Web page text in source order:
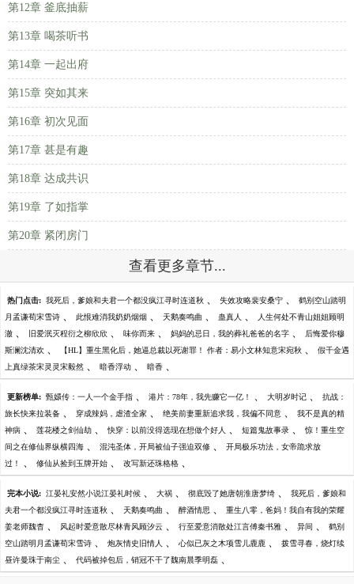
第12章 釜底抽薪
第13章 喝茶听书
第14章 一起出府
第15章 突如其来
第16章 初次见面
第17章 甚是有趣
第18章 达成共识
第19章 了如指掌
第20章 紧闭房门
查看更多章节...
热门点击: 我死后，爹娘和夫君一个都没疯江寻时连道秋 、 失效攻略裴安桑宁 、 鹤别空山踏明
月孟谦荀宋雪诗 、 此恨难消我奶奶烟烟 、 天鹅奏鸣曲 、 蛊真人 、 人生何处不青山姐姐顾明
澈 、 旧爱泯灭程衍之柳欣欣 、 味你而来 、 妈妈的忌日，我的葬礼爸爸的名字 、 后悔爱你穆
斯澜沈清欢 、 【HL】重生黑化后，她逼总裁以死谢罪！ 作者：易小文林知意宋宛秋 、 假千金遇
上真绿茶宋灵灵宋毅然 、 暗香浮动 、 暗香 、
更新榜单: 甄嬛传：一人一个金手指 、 港片：78年，我先赚它一亿！ 、 大明岁时记 、 抗战：
旅长快来拉装备 、 穿成辣妈，虐渣全家 、 绝美前妻重新追求我，我偏不同意 、 我不是真的精
神病 、 莲花楼之剑仙劫 、 快穿：以前没得选现在想做个好人 、 短篇鬼故事录 、 惊！重生空
间之在修仙界纵横四海 、 混沌圣体，开局被仙子强迫双修 、 开局极乐功法，女帝跪求放
过！ 、 修仙从捡到玉牌开始 、 改写新还珠格格 、
完本小说: 江晏礼安然小说江晏礼时候 、 大祸 、 彻底毁了她唐朝淮唐梦绮 、 我死后，爹娘和
夫君一个都没疯江寻时连道秋 、 天鹅奏鸣曲 、 醉酒情思 、 重生八零，爸妈！我自有我的荣耀
姜老师魏杳 、 风起时爱意散尽林青风顾汐云 、 行至爱意消散处江言傅秦书雅 、 异间 、 鹤别
空山踏明月孟谦荀宋雪诗 、 炮灰情史旧情人 、 心似已灰之木项雪儿鹿鹿 、 拨雪寻春，烧灯续
昼许曼珠于南尘 、 代码被掉包后，销冠不干了魏南晨季明磊 、